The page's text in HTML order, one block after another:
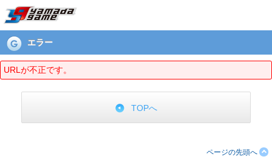
エラーページ
エラー
URLが不正です。
TOPへ
ページの先頭へ